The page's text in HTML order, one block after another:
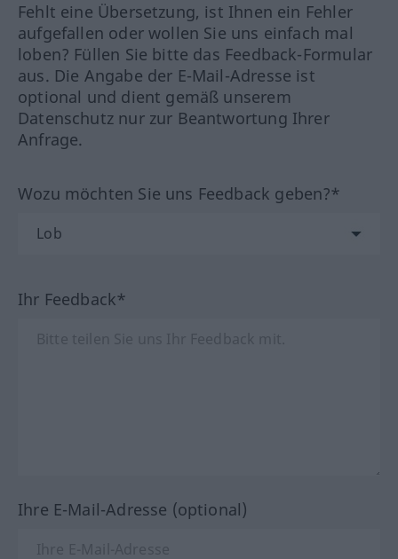
Fehlt eine Übersetzung, ist Ihnen ein Fehler
aufgefallen oder wollen Sie uns einfach mal
loben? Füllen Sie bitte das Feedback-Formular
aus. Die Angabe der E-Mail-Adresse ist
optional und dient gemäß unserem
Datenschutz nur zur Beantwortung Ihrer
Anfrage.
Wozu möchten Sie uns Feedback geben?*
Ihr Feedback*
Ihre E-Mail-Adresse (optional)